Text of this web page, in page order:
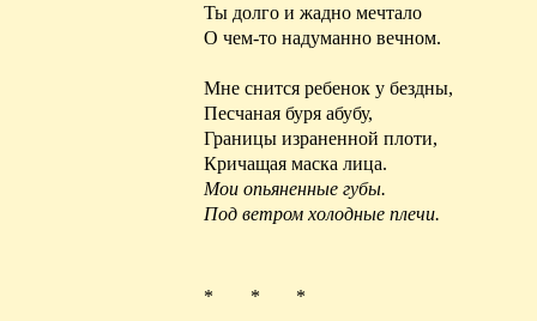
Ты долго и жадно мечтало
О чем-то надуманно вечном.
Мне снится ребенок у бездны,
Песчаная буря абубу,
Границы израненной плоти,
Кричащая маска лица.
Мои опьяненные губы.
Под ветром холодные плечи.
* * *